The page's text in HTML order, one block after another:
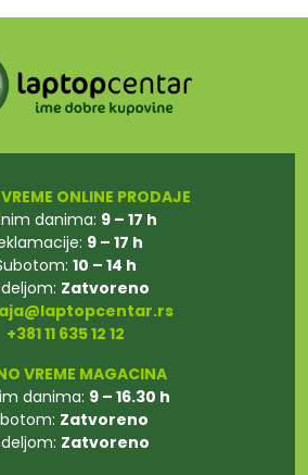
ONLINE PRODAJE
danima: 9 – 17 h
9 – 17 h
10 – 14 h
Zatvoreno
+381 11 635 12 12
VREME MAGACINA
danima: 9 – 16.30 h
Zatvoreno
Zatvoreno